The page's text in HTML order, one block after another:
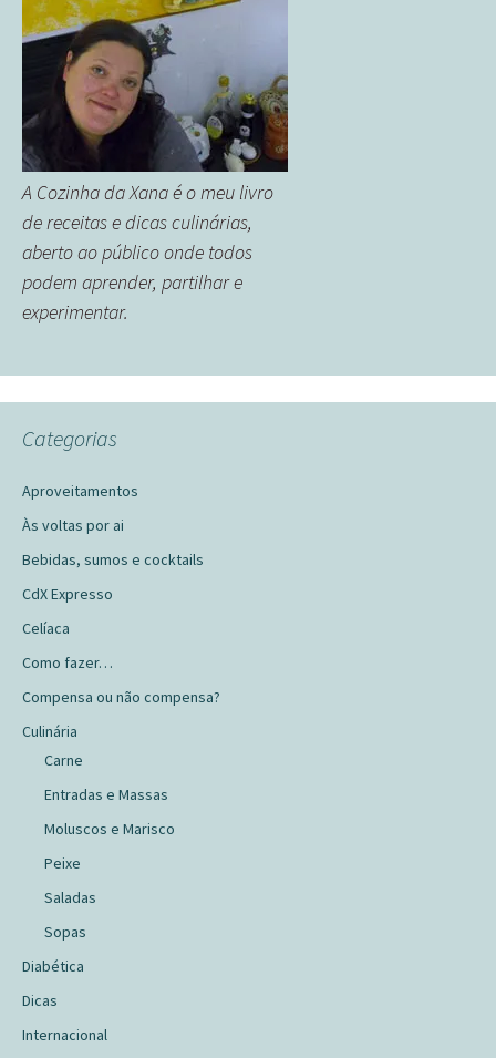
A Cozinha da Xana é o meu livro
de receitas e dicas culinárias,
aberto ao público onde todos
podem aprender, partilhar e
experimentar.
Categorias
Aproveitamentos
Às voltas por ai
Bebidas, sumos e cocktails
CdX Expresso
Celíaca
Como fazer…
Compensa ou não compensa?
Culinária
Carne
Entradas e Massas
Moluscos e Marisco
Peixe
Saladas
Sopas
Diabética
Dicas
Internacional